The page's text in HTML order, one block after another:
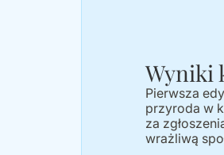
Wyniki
Pierwsza
przyroda w
za
wrażliwą